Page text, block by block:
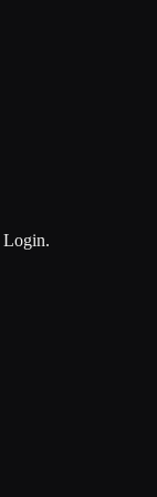
Login.